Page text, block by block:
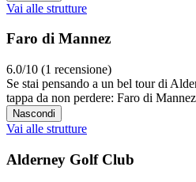
Vai alle strutture
Faro di Mannez
6.0/10 (1 recensione)
Se stai pensando a un bel tour di
tappa da non perdere: Faro di
Nascondi
Vai alle strutture
Alderney Golf Club